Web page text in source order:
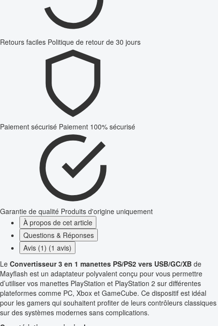
Retours faciles Politique de retour de 30 jours
Paiement sécurisé Paiement 100% sécurisé
Garantie de qualité Produits d'origine uniquement
À propos de cet article
Questions & Réponses
Avis (1) (1 avis)
Le Convertisseur 3 en 1 manettes PS/PS2 vers USB/GC/XB de
Mayflash est un adaptateur polyvalent conçu pour vous permettre
d’utiliser vos manettes PlayStation et PlayStation 2 sur différentes
plateformes comme PC, Xbox et GameCube. Ce dispositif est idéal
pour les gamers qui souhaitent profiter de leurs contrôleurs classiques
sur des systèmes modernes sans complications.